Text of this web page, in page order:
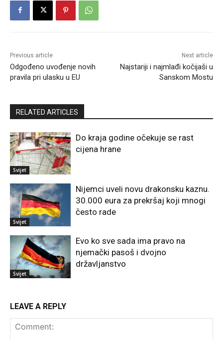
Previous article
Odgođeno uvođenje novih
pravila pri ulasku u EU
Next article
Najstariji i najmlađi kočijaši u
Sanskom Mostu
RELATED ARTICLES
Svijet
Do kraja godine očekuje se rast
cijena hrane
Svijet
Nijemci uveli novu drakonsku kaznu.
30.000 eura za prekršaj koji mnogi
često rade
Svijet
Evo ko sve sada ima pravo na
njemački pasoš i dvojno
državljanstvo
LEAVE A REPLY